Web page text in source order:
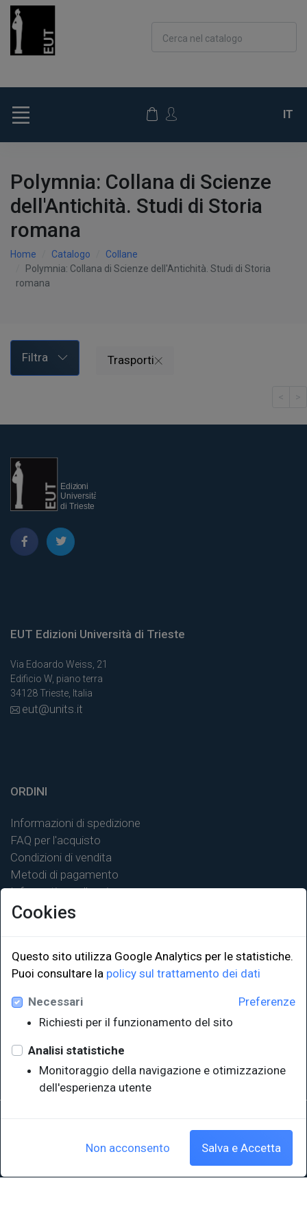
Cerca nel catalogo
IT
Polymnia: Collana di Scienze
dell'Antichità. Studi di Storia
romana
Home Catalogo
Collane
Polymnia: Collana di Scienze dell'Antichità. Studi di Storia
romana
Filtra Trasporti
< >
EUT Edizioni Università di Trieste
Via Edoardo Weiss, 21
Edificio W, piano terra
34128 Trieste, Italia
eut@units.it
ORDINI
Informazioni di spedizione
FAQ per l'acquisto
Condizioni di vendita
Metodi di pagamento
Informativa sulla privacy
LINK ISTITUZIONALI
Università degli Studi di Trieste
Sistema Bibliotecario di Ateneo
EUT in cifre
P.IVA 00211830328 - C.F. 80013890324 - P.E.C.: ateneo@pec.units.it
Cookies
Questo sito utilizza Google Analytics per le statistiche.
Puoi consultare la policy sul trattamento dei dati
Preferenze
Necessari
Richiesti per il funzionamento del sito
Analisi statistiche
Monitoraggio della navigazione e otimizzazione
dell'esperienza utente
Non acconsento Salva e Accetta